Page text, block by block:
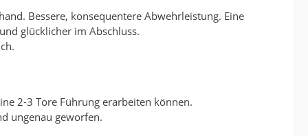
Bessere, konsequentere Abwehrleistung. Eine
glücklicher im Abschluss.
2-3 Tore Führung erarbeiten können.
ungenau geworfen.